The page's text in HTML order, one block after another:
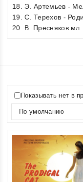
18. Э. Артемьев -
19. С. Терехов -
20. В. Пресняков
Показывать нет в